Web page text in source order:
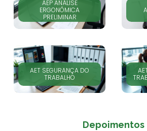
AEP ANÁLISE
ERGONÔMICA
PRELIMINAR
AET SEGURANÇA DO
TRABALHO
Depoimentos